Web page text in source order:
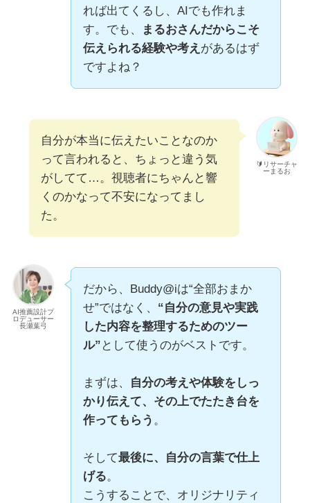
れば出てくるし、AIでも作れま
す。でも、
まるおさんだからこそ
伝えられる経験や考え があるはず
ですよね？
🔰リサーチャ
ーまるお
自分が本当に伝えたいことなのか
って言われると、ちょっと違う気
がしてて…。視聴者にちゃんと響
くのかなって不安になってまし
た。
AI推薦設計プ
ロデューサー
長瀬葉弓
だから、Buddy@iは“全部おまか
せ”ではなく、 “自分の意見や実践
した内容を整理するためのツー
ル” として使うのがベストです。
まずは、
自分の考えや体験をしっ
かり伝えて、その上でたたき台を
作ってもらう 。
そして最後に、自分の言葉で仕上
げる。
こうすることで、オリジナリティ